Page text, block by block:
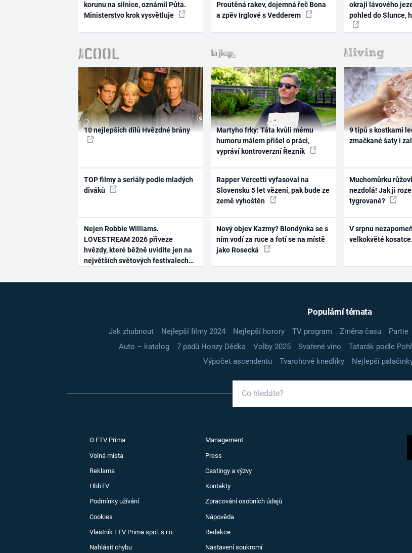
korunu na silnice, oznámil Půta.
Ministerstvo krok vysvětluje
Proutěná rakev, dojemná řeč Bona
a zpěv Irglové s Vedderem
okraji lávového
pohled do Slunce,
10 nejlepších dílů Hvězdné brány
TOP filmy a seriály podle mladých
diváků
Nejen Robbie Williams.
LOVESTREAM 2026 přiveze
hvězdy, které běžně uvidíte jen na
největších světových festivalech
Martyho frky: Táta kvůli mému
humoru málem přišel o práci,
vypráví kontroverzní Řezník
Rapper Vercetti vyfasoval na
Slovensku 5 let vězení, pak bude ze
země vyhoštěn
Nový objev Kazmy? Blondýnka se s
ním vodí za ruce a fotí se na místě
jako Rosecká
9 tipů s kostkami
zmačkané šaty i
Muchomůrku
nezdolá! Jak ji
tygrované?
V srpnu
velkokvěté
Populární témata
Jak zhubnout Nejlepší filmy 2024 Nejlepší horory TV program Změna času Partie
Auto – katalog
7 pádů Honzy Dědka Volby 2025 Svařené víno Tatarák podle
Výpočet ascendentu
Tvarohové knedlíky Nejlepší
O FTV Prima Management
Volná místa Press
Reklama Castingy a výzvy
HbbTV Kontakty
Podmínky užívání Zpracování osobních údajů
Cookies Nápověda
Vlastník FTV Prima spol. s r.o. Redakce
Nahlásit chybu Nastavení soukromí